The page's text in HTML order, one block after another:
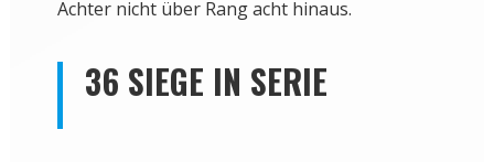
Achter nicht über Rang acht hinaus.
36 SIEGE IN SERIE